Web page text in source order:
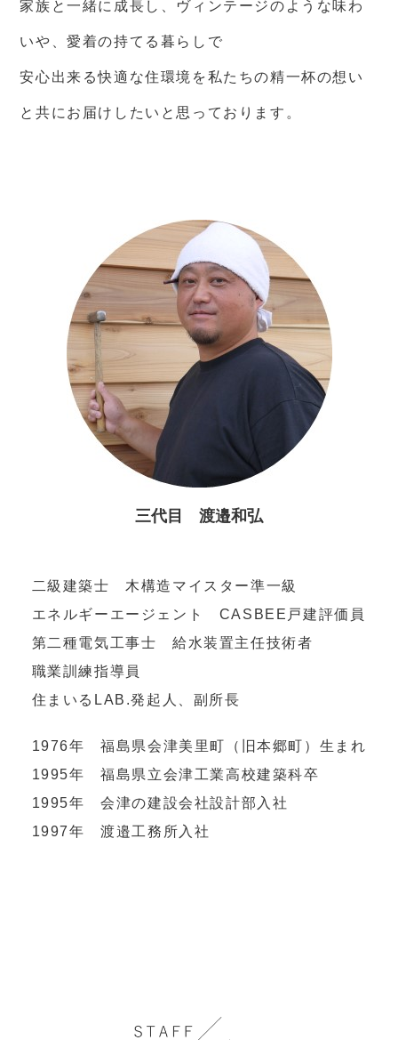
家族と一緒に成長し、ヴィンテージのような味わ
いや、愛着の持てる暮らしで
安心出来る快適な住環境を私たちの精一杯の想い
と共にお届けしたいと思っております。
三代目 渡邉和弘
二級建築士 木構造マイスター準一級
エネルギーエージェント CASBEE戸建評価員
第二種電気工事士 給水装置主任技術者
職業訓練指導員
住まいるLAB.発起人、副所長
1976年 福島県会津美里町（旧本郷町）生まれ
1995年 福島県立会津工業高校建築科卒
1995年 会津の建設会社設計部入社
1997年 渡邉工務所入社